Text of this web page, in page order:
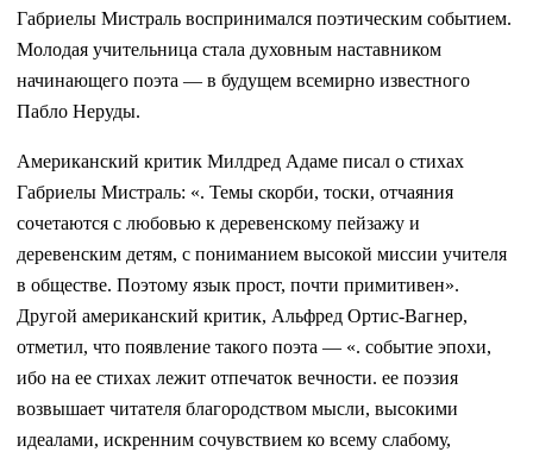
Габриелы Мистраль воспринимался поэтическим событием.
Молодая учительница стала духовным наставником
начинающего поэта — в будущем всемирно известного
Пабло Неруды.
Американский критик Милдред Адаме писал о стихах
Габриелы Мистраль: «. Темы скорби, тоски, отчаяния
сочетаются с любовью к деревенскому пейзажу и
деревенским детям, с пониманием высокой миссии учителя
в обществе. Поэтому язык прост, почти примитивен».
Другой американский критик, Альфред Ортис-Вагнер,
отметил, что появление такого поэта — «. событие эпохи,
ибо на ее стихах лежит отпечаток вечности. ее поэзия
возвышает читателя благородством мысли, высокими
идеалами, искренним сочувствием ко всему слабому,